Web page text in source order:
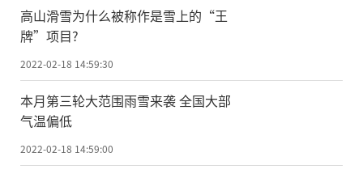
高山滑雪为什么被称作是雪上的“王
牌”项目?
2022-02-18 14:59:30
本月第三轮大范围雨雪来袭 全国大部
气温偏低
2022-02-18 14:59:00